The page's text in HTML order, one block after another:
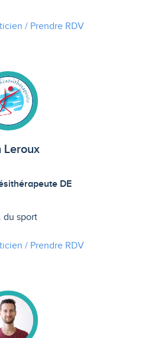
/ Prendre RDV
Leroux
DE
du sport
/ Prendre RDV